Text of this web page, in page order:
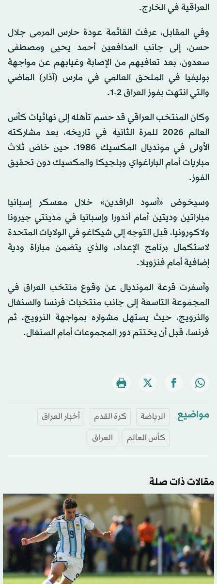
العراقية في الخارج.
وفي المقابل، عرفت القائمة عودة حارس المرمى جلال
حسن، إلى جانب المدافعين أحمد يحيى ومصطفى
سعدون، بعد تعافيهم من الإصابة وغيابهم عن مواجهة
بوليفيا في الملحق العالمي في مارس (آذار) الماضي
والتي انتهت بفوز العراق 2-1.
وكان المنتخب العراقي قد حسم تأهله إلى نهائيات كأس
العالم 2026 للمرة الثانية في تاريخه، بعد مشاركته
الأولى في مونديال المكسيك 1986، حين خاض ثلاث
مباريات أمام الباراغواي وبلجيكا والمكسيك دون تحقيق
الفوز.
وسيخوض «أسود الرافدين» خلال معسكر إسبانيا
مباراتين وديتين أمام أندورا وإسبانيا في مدينتي جيرونا
ولاكورونيا، قبل التوجه إلى شيكاغو في الولايات المتحدة
لاستكمال برنامج الإعداد، والذي يتضمن مباراة ودية
إضافية أمام فنزويلا.
وأسفرت قرعة المونديال عن وقوع منتخب العراق في
المجموعة التاسعة إلى جانب منتخبات فرنسا والسنغال
والنرويج، حيث يستهل مشواره بمواجهة النرويج، ثم
فرنسا، قبل أن يختتم دور المجموعات أمام السنغال.
مواضيع الرياضة كرة القدم
أخبار العراق
كأس العالم
العراق
مقالات ذات صلة